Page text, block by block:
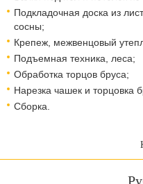
Подкладочная доска из
сосны;
Крепеж, межвенцовый
Подъемная техника, леса;
Обработка торцов бруса;
Нарезка чашек и торцовка
Сборка.